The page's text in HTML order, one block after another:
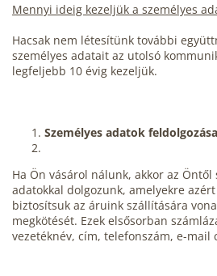
Mennyi ideig kezeljük a személyes
Hacsak nem létesítünk további
személyes adatait az utolsó
legfeljebb 10 évig kezeljük.
Személyes adatok
Ha Ön vásárol nálunk, akkor az Öntől
adatokkal dolgozunk, amelyekre
biztosítsuk az áruink szállítására
megkötését. Ezek elsősorban
vezetéknév, cím, telefonszám, e-mail